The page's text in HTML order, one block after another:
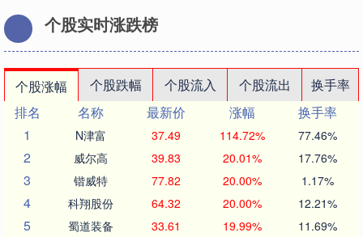
个股实时涨跌榜
个股涨幅 个股跌幅 个股流入 个股流出
换手率
排名
名称 最新价 涨幅
换手率
1
N津富 37.49 114.72% 77.46%
2 威尔高 39.83 20.01% 17.76%
3 锴威特 77.82 20.00% 1.17%
4 科翔股份 64.32 20.00% 12.21%
5 蜀道装备 33.61 19.99% 11.69%